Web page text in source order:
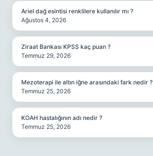
Ariel dağ esintisi renklilere kullanılır mı ?
Ağustos 4, 2026
Ziraat Bankası KPSS kaç puan ?
Temmuz 29, 2026
Mezoterapi ile altın iğne arasındaki fark nedir ?
Temmuz 25, 2026
KOAH hastalığının adı nedir ?
Temmuz 25, 2026